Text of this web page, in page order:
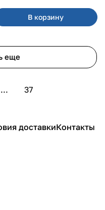
В корзину
еще
... 37
доставкиКонтакты